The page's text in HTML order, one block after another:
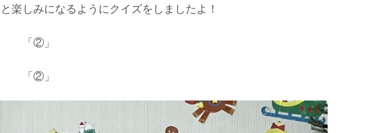
楽しみになるようにクイズをしましたよ！
「②」
「②」